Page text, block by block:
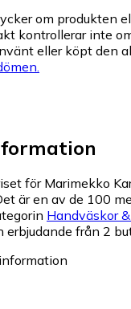
om produkten
kontrollerar inte
eller köpt den
för Marimekko
är en av de 100
Handväskor
erbjudande från 2